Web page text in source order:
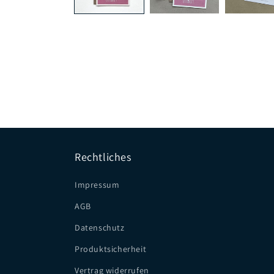
Rechtliches
Impressum
AGB
Datenschutz
Produktsicherheit
Vertrag widerrufen